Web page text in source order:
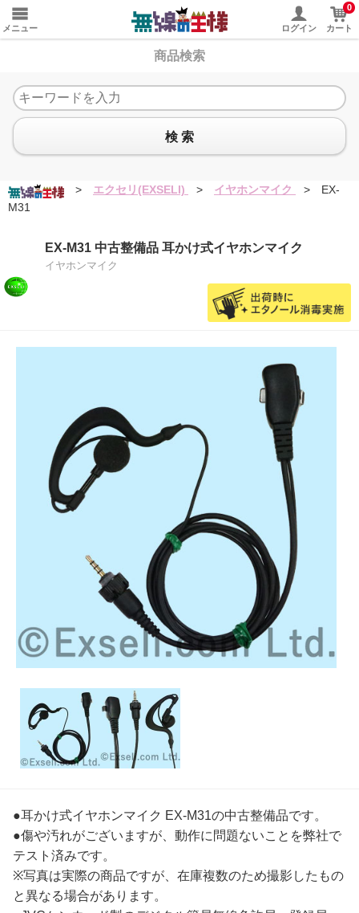
メニュー ログイン
0
カート
商品検索
検 索
> エクセリ(EXSELI) > イヤホンマイク >
EX-
M31
EX-M31 中古整備品 耳かけ式イヤホンマイク
イヤホンマイク
●耳かけ式イヤホンマイク EX-M31の中古整備品です。
●傷や汚れがございますが、動作に問題ないことを弊社で
テスト済みです。
※写真は実際の商品ですが、在庫複数のため撮影したもの
と異なる場合があります。